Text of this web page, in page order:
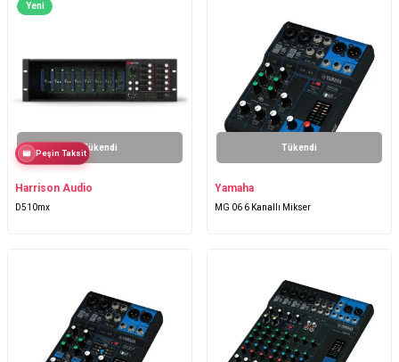
Yeni
Tükendi
Peşin Taksit
Harrison Audio
D510mx
Tükendi
Yamaha
MG 06 6 Kanallı Mikser